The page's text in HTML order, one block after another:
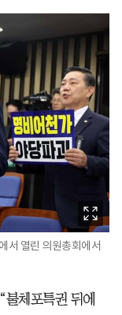
서 열린 의원총회에서
체포특권 뒤에